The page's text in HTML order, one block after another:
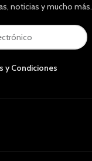
noticias y mucho más.
y Condiciones